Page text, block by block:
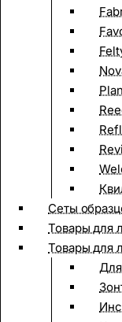
Сеты
Товары для
Товары для